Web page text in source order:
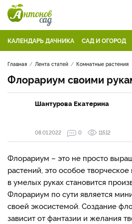
КАЛЕНДАРЬ ДАЧНИКА САД И ОГОРОД
Главная Лента статей Комнатные растения
Флорариум своими
Шантурова Екатерина
08.01.2022
0 11512
Флорариум – это не просто
растений, это особое
в умелых руках становится
Флорариум по сути является
своей экосистемой. Создание
зависит от фантазии и желания